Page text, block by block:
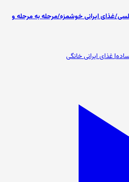
غذای ایرانی خوشمزه/مرحله به مرحله و